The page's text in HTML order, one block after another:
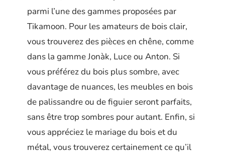
parmi l’une des gammes proposées par
Tikamoon. Pour les amateurs de bois clair,
vous trouverez des pièces en chêne, comme
dans la gamme Jonàk, Luce ou Anton. Si
vous préférez du bois plus sombre, avec
davantage de nuances, les meubles en bois
de palissandre ou de figuier seront parfaits,
sans être trop sombres pour autant. Enfin, si
vous appréciez le mariage du bois et du
métal, vous trouverez certainement ce qu’il